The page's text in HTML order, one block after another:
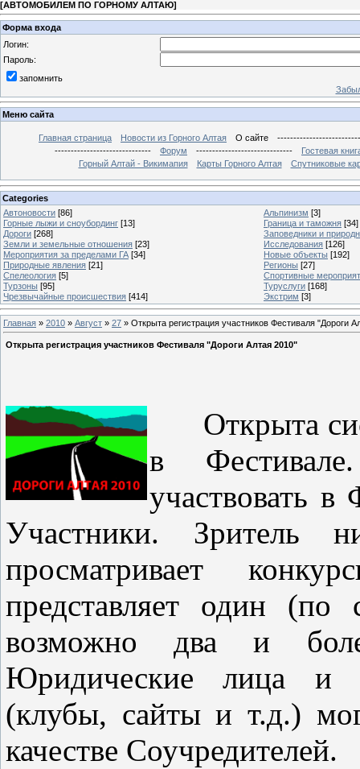
[АВТОМОБИЛЕМ ПО ГОРНОМУ АЛТАЮ]
Форма входа
Логин:
Пароль:
запомнить
Меню сайта
Главная страница Новости из Горного Алтая О сайте
------------------------------
Форум ------------------------------
Гостевая
Горный Алтай - Викимапия
Карты Горного Алтая Спутниковые
Categories
Автоновости [86] Альпинизм [3]
Горные лыжи и сноубординг [13] Граница и таможня [34]
Дороги [268]
Заповедники и
Земли и земельные отношения [23] Исследования [126]
Мероприятия за пределами ГА [34] Новые объекты [192]
Природные явления [21] Регионы [27]
Спелеология [5]
Спортивные
Турзоны [95] Туруслуги [168]
Чрезвычайные происшествия [414] Экстрим [3]
Главная » 2010 » Август » 27 » Открыта регистрация участников Фестиваля "Дороги
Открыта регистрация участников Фестиваля "Дороги Алтая 2010"
Открыта
в
участвовать в
Участники. Зритель
просматривает
представляет один (по
возможно два и
Юридические лица и
(клубы, сайты и т.д.)
качестве Соучредителей.